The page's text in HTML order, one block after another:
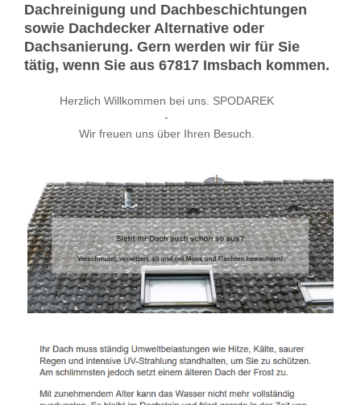
Dachreinigung und Dachbeschichtungen
sowie Dachdecker Alternative oder
Dachsanierung. Gern werden wir für Sie
tätig, wenn Sie aus 67817 Imsbach kommen.
Herzlich Willkommen bei uns. SPODAREK
-
Wir freuen uns über Ihren Besuch.